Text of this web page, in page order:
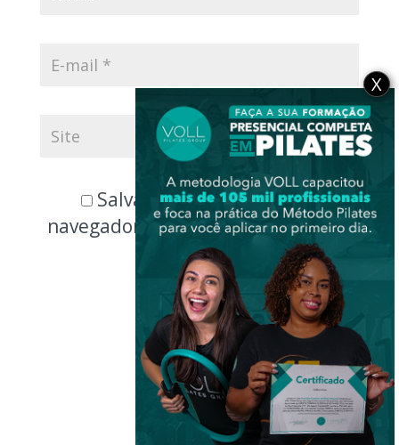
Salvar meus dados neste
navegador para a próxima vez que
eu comentar.
X